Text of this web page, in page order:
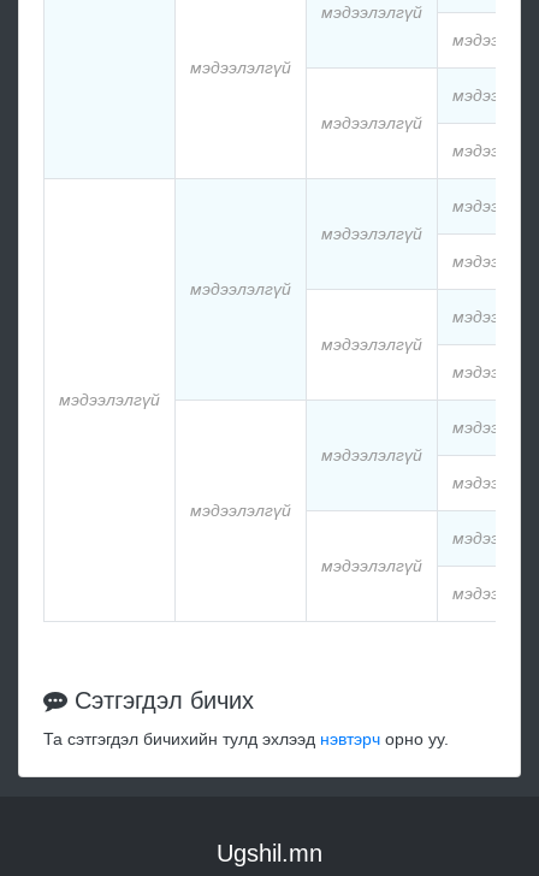
мэдээлэлгүй
мэдээлэлгүй
мэдээлэлгүй
мэдээлэлгүй
мэдээлэлгүй
мэдээлэлгүй
мэдээлэлгүй
мэдээлэлгүй
мэдээлэлгүй
мэдээлэлгүй
Сэтгэгдэл бичих
Та сэтгэгдэл бичихийн тулд эхлээд нэвтэрч орно уу.
Ugshil.mn